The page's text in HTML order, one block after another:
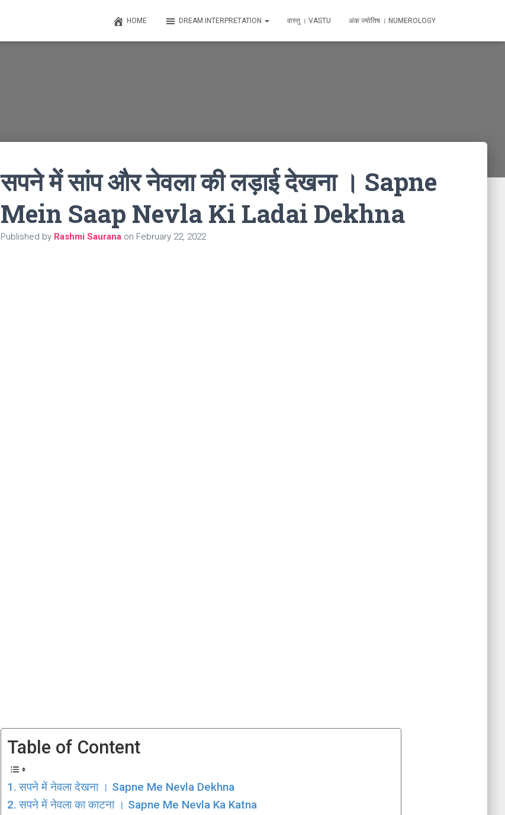
HOME DREAM INTERPRETATION वास्तु । VASTU अंक ज्योतिष । NUMEROLOGY
सपने में सांप और नेवला की लड़ाई देखना । Sapne
Mein Saap Nevla Ki Ladai Dekhna
Published by Rashmi Saurana on February 22, 2022
Table of Content
सपने में नेवला देखना । Sapne Me Nevla Dekhna
सपने में नेवला का काटना । Sapne Me Nevla Ka Katna